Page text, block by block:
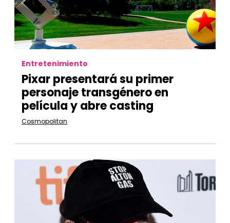
Entretenimiento
Pixar presentará su primer
personaje transgénero en
película y abre casting
Cosmopolitan